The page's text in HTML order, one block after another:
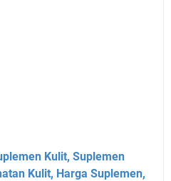
Kulit, Suplemen
Kulit, Harga Suplemen,